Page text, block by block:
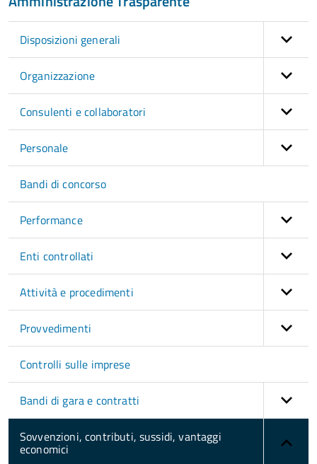
Disposizioni generali
Organizzazione
Consulenti e collaboratori
Personale
Bandi di concorso
Performance
Enti controllati
Attività e procedimenti
Provvedimenti
Controlli sulle imprese
Bandi di gara e contratti
Sovvenzioni, contributi, sussidi, vantaggi
economici